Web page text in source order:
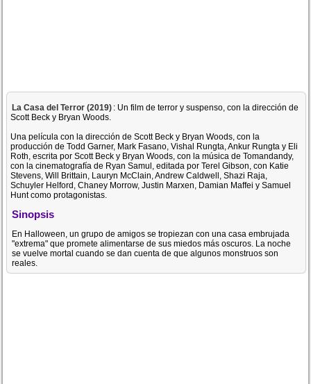
La Casa del Terror (2019) : Un film de terror y suspenso, con la dirección de
Scott Beck y Bryan Woods.
Una película con la dirección de Scott Beck y Bryan Woods, con la
producción de Todd Garner, Mark Fasano, Vishal Rungta, Ankur Rungta y Eli
Roth, escrita por Scott Beck y Bryan Woods, con la música de Tomandandy,
con la cinematografía de Ryan Samul, editada por Terel Gibson, con Katie
Stevens, Will Brittain, Lauryn McClain, Andrew Caldwell, Shazi Raja,
Schuyler Helford, Chaney Morrow, Justin Marxen, Damian Maffei y Samuel
Hunt como protagonistas.
Sinopsis
En Halloween, un grupo de amigos se tropiezan con una casa embrujada
"extrema" que promete alimentarse de sus miedos más oscuros. La noche
se vuelve mortal cuando se dan cuenta de que algunos monstruos son
reales.